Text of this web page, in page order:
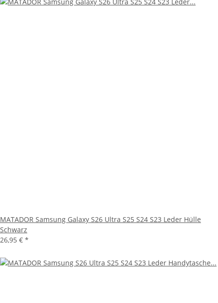
MATADOR Samsung Galaxy S26 Ultra S25 S24 S23 Leder Hülle
Schwarz
26,95 € *